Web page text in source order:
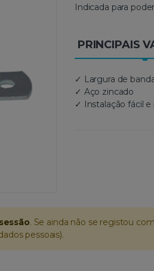
Indicada para
PRINCIPAIS
✓ Largura de
✓ Aço zincado
✓ Instalação fácil e
. Se ainda não se registou
pessoais).